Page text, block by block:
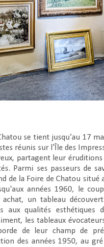
se tient jusqu'au 17
réunis sur l'Île des
partagent leur
Parmi ses passeurs de
de la Foire de Chatou
années 1960, le
un tableau
aux qualités
les tableaux
de leur champ de
des années 1950, au